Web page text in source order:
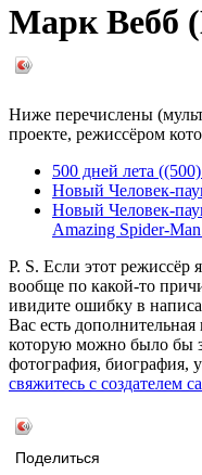
Марк Вебб
Ниже перечислены
проекте, режиссёром
500 дней лета
Новый Человек-
Новый Человек-
Amazing Spider-
P. S. Если этот
вообще по какой-то
ивидите ошибку в
Вас есть
которую можно было бы
фотография, биография,
свяжитесь с создателем
Поделиться